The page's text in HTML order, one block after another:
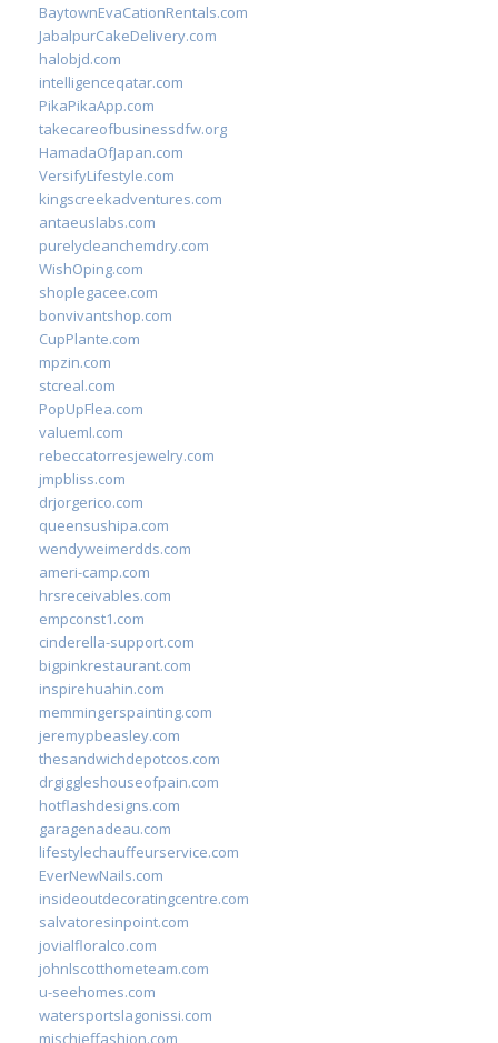
BaytownEvaCationRentals.com
JabalpurCakeDelivery.com
halobjd.com
intelligenceqatar.com
PikaPikaApp.com
takecareofbusinessdfw.org
HamadaOfJapan.com
VersifyLifestyle.com
kingscreekadventures.com
antaeuslabs.com
purelycleanchemdry.com
WishOping.com
shoplegacee.com
bonvivantshop.com
CupPlante.com
mpzin.com
stcreal.com
PopUpFlea.com
valueml.com
rebeccatorresjewelry.com
jmpbliss.com
drjorgerico.com
queensushipa.com
wendyweimerdds.com
ameri-camp.com
hrsreceivables.com
empconst1.com
cinderella-support.com
bigpinkrestaurant.com
inspirehuahin.com
memmingerspainting.com
jeremypbeasley.com
thesandwichdepotcos.com
drgiggleshouseofpain.com
hotflashdesigns.com
garagenadeau.com
lifestylechauffeurservice.com
EverNewNails.com
insideoutdecoratingcentre.com
salvatoresinpoint.com
jovialfloralco.com
johnlscotthometeam.com
u-seehomes.com
watersportslagonissi.com
mischieffashion.com